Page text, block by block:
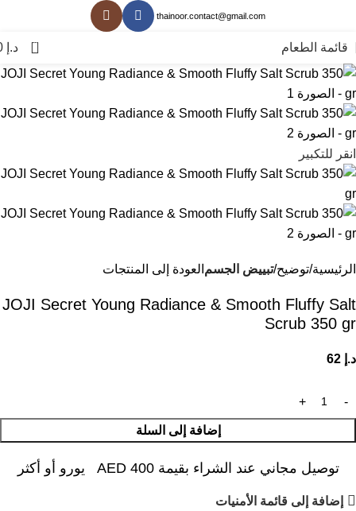
thainoor.contact@gmail.com
قائمة الطعام 0 د.إ
انقر للتكبير
الرئيسية توضيح تبييض الجسم العودة إلى المنتجات
JOJI Secret Young Radiance & Smooth Fluffy Salt
Scrub 350 gr
د.إ
إضافة إلى السلة
توصيل مجاني عند الشراء بقيمة AED 400 يورو أو أكثر
إضافة إلى قائمة الأمنيات